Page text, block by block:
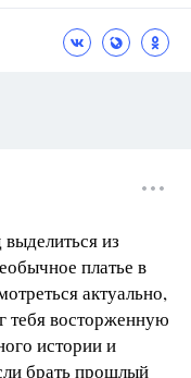
из
платье в
актуально,
тебя восторженную
истории и
брать прошлый